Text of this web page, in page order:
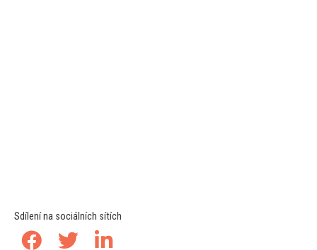
Sdílení na sociálních sítích